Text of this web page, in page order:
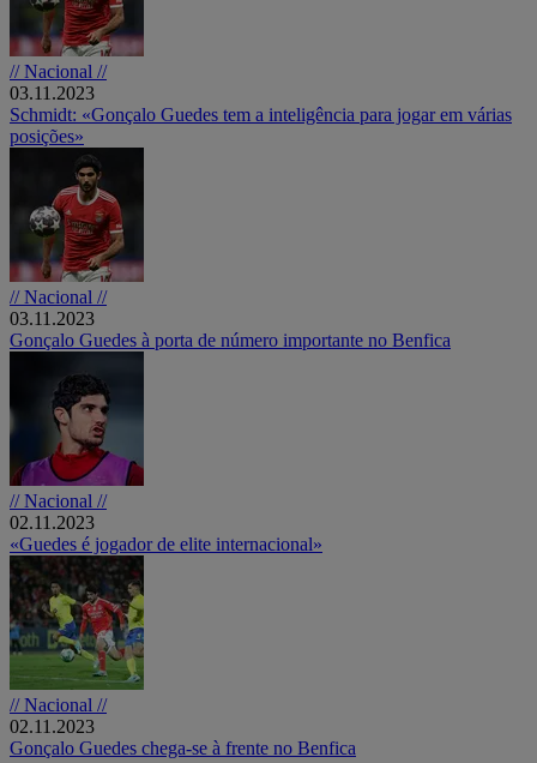
// Nacional //
03.11.2023
Schmidt: «Gonçalo Guedes tem a inteligência para jogar em várias
posições»
// Nacional //
03.11.2023
Gonçalo Guedes à porta de número importante no Benfica
// Nacional //
02.11.2023
«Guedes é jogador de elite internacional»
// Nacional //
02.11.2023
Gonçalo Guedes chega-se à frente no Benfica